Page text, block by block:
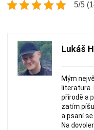
5/5
Lukáš
Mým
literatura.
přírodě a
zatím
a psaní
Na